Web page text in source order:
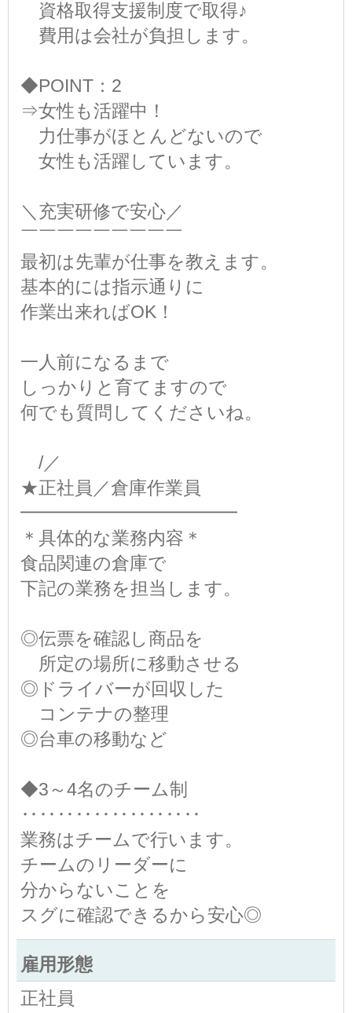
資格取得支援制度で取得♪
費用は会社が負担します。
◆POINT：2
⇒女性も活躍中！
力仕事がほとんどないので
女性も活躍しています。
＼充実研修で安心／
￣￣￣￣￣￣￣￣￣
最初は先輩が仕事を教えます。
基本的には指示通りに
作業出来ればOK！
一人前になるまで
しっかりと育てますので
何でも質問してくださいね。
/／
★正社員／倉庫作業員
━━━━━━━━━━━━
＊具体的な業務内容＊
食品関連の倉庫で
下記の業務を担当します。
◎伝票を確認し商品を
所定の場所に移動させる
◎ドライバーが回収した
コンテナの整理
◎台車の移動など
◆3～4名のチーム制
‥‥‥‥‥‥‥‥‥‥
業務はチームで行います。
チームのリーダーに
分からないことを
スグに確認できるから安心◎
雇用形態
正社員